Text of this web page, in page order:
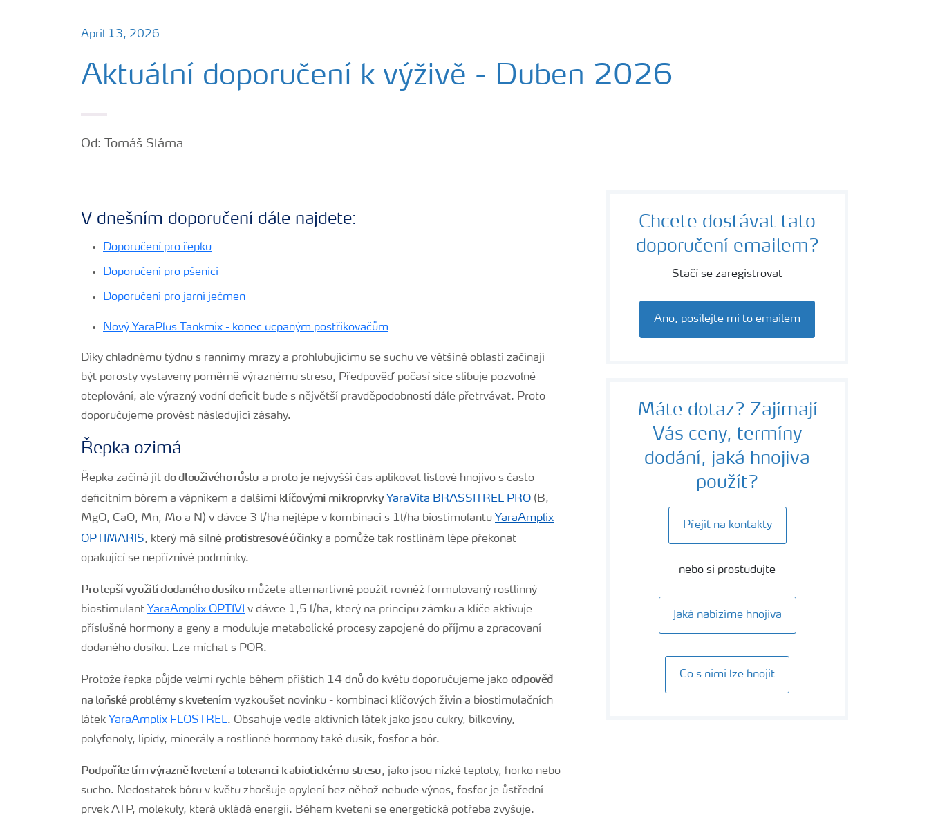
April 13, 2026
Aktuální doporučení k výživě - Duben 2026
Od: Tomáš Sláma
V dnešním doporučení dále najdete:
Doporučení pro řepku
Doporučení pro pšenici
Doporučení pro jarní ječmen
Nový YaraPlus Tankmix - konec ucpaným postřikovačům
Díky chladnému týdnu s rannímy mrazy a prohlubujícímu se suchu ve většině oblastí začínají
být porosty vystaveny poměrně výraznému stresu, Předpověď počasí sice slibuje pozvolné
oteplování, ale výrazný vodní deficit bude s nějvětší pravděpodobností dále přetrvávat. Proto
doporučujeme provést následující zásahy.
Řepka ozimá
Řepka začíná jít do dlouživého růstu a proto je nejvyšší čas aplikovat listové hnojivo s často
deficitním bórem a vápníkem a dalšími klíčovými mikroprvky YaraVita BRASSITREL PRO (B,
MgO, CaO, Mn, Mo a N) v dávce 3 l/ha nejlépe v kombinaci s 1l/ha biostimulantu YaraAmplix
OPTIMARIS, který má silné protistresové účinkya pomůže tak rostlinám lépe překonat
opakující se nepříznivé podmínky.
Pro lepší využití dodaného dusíkumůžete alternartivně použít rovněž formulovaný rostlinný
biostimulant YaraAmplix OPTIVI v dávce 1,5 l/ha, který na principu zámku a klíče aktivuje
příslušné hormony a geny a moduluje metabolické procesy zapojené do příjmu a zpracovaní
dodaného dusíku. Lze míchat s POR.
Protože řepka půjde velmi rychle během příštích 14 dnů do květu doporučujeme jako odpověď
na loňské problémy s kvetením vyzkoušet novinku - kombinaci klíčových živin a biostimulačních
látek YaraAmplix FLOSTREL. Obsahuje vedle aktivních látek jako jsou cukry, bílkoviny,
polyfenoly, lipidy, minerály a rostlinné hormony také dusík, fosfor a bór.
Podpoříte tím výrazně kvetení a toleranci k abiotickému stresu, jako jsou nízké teploty, horko nebo
sucho. Nedostatek bóru v květu zhoršuje opylení bez něhož nebude výnos, fosfor je ůstřední
prvek ATP, molekuly, která ukládá energii. Během kvetení se energetická potřeba zvyšuje.
Chcete dostávat tato
doporučení emailem?
Stačí se zaregistrovat
Ano, posílejte mi to emailem
Máte dotaz? Zajímají
Vás ceny, termíny
dodání, jaká hnojiva
použít?
Přejít na kontakty
nebo si prostudujte
Jaká nabízíme hnojiva
Co s nimi lze hnojit